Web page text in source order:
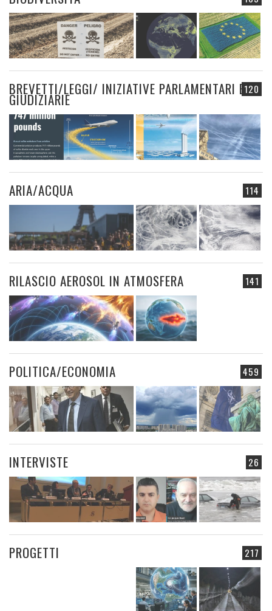
120
BREVETTI/LEGGI/ INIZIATIVE PARLAMENTARI E
GIUDIZIARIE
114
ARIA/ACQUA
141
RILASCIO AEROSOL IN ATMOSFERA
459
POLITICA/ECONOMIA
26
INTERVISTE
217
PROGETTI